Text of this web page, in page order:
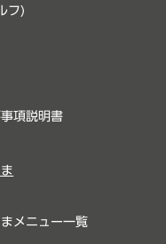
フ)
項説明書
メニュー一覧